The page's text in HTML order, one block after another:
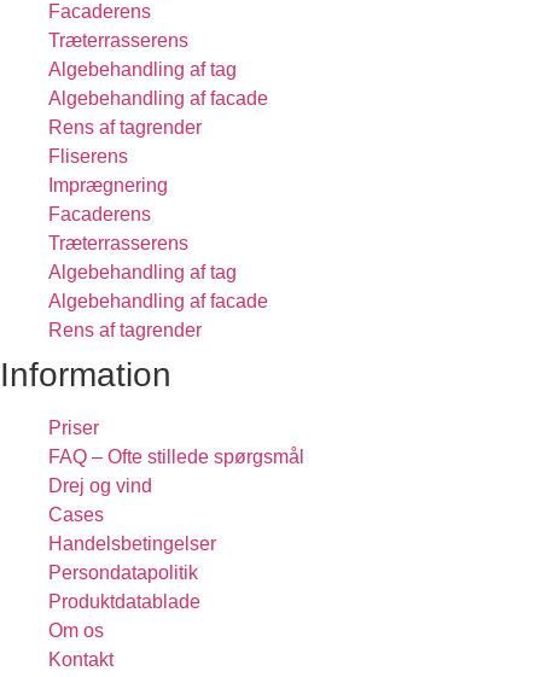
Facaderens
Træterrasserens
Algebehandling af tag
Algebehandling af facade
Rens af tagrender
Fliserens
Imprægnering
Facaderens
Træterrasserens
Algebehandling af tag
Algebehandling af facade
Rens af tagrender
Information
Priser
FAQ – Ofte stillede spørgsmål
Drej og vind
Cases
Handelsbetingelser
Persondatapolitik
Produktdatablade
Om os
Kontakt